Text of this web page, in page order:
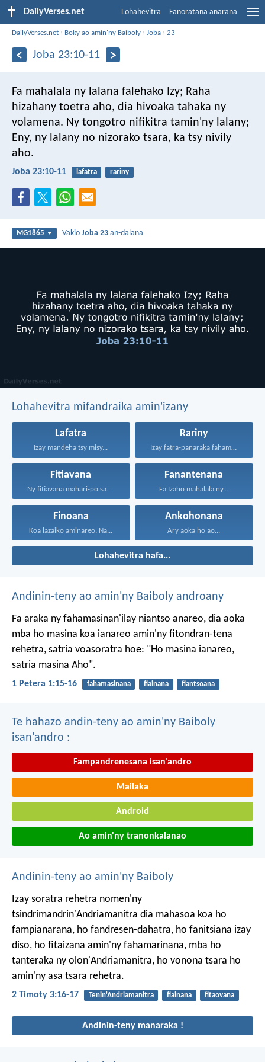
DailyVerses.net Lohahevitra Fanoratana anarana
DailyVerses.net › Boky ao amin'ny Baiboly ›Joba ›23
Joba 23:10-11
Fa mahalala ny lalana falehako Izy; Raha
hizahany toetra aho, dia hivoaka tahaka ny
volamena. Ny tongotro nifikitra tamin'ny lalany;
Eny, ny lalany no nizorako tsara, ka tsy nivily
aho.
Joba 23:10-11 lafatra rariny
MG1865 VakioJoba 23 an-dalana
Lohahevitra mifandraika amin'izany
Lafatra
Izay mandeha tsy misy...
Rariny
Izay fatra-panaraka fahamarinana sy...
Fitiavana
Ny fitiavana mahari-po sady...
Fanantenana
Fa Izaho mahalala ny...
Finoana
Koa lazaiko aminareo: Na...
Ankohonana
Ary aoka ho ao...
Lohahevitra hafa...
Andinin-teny ao amin'ny Baiboly androany
Fa araka ny fahamasinan'ilay niantso anareo, dia aoka
mba ho masina koa ianareo amin'ny fitondran-tena
rehetra, satria voasoratra hoe: "Ho masina ianareo,
satria masina Aho".
1 Petera 1:15-16 fahamasinana fiainana fiantsoana
Te hahazo andin-teny ao amin'ny Baiboly
isan'andro :
Fampandrenesana isan'andro
Mailaka
Android
Ao amin'ny tranonkalanao
Andinin-teny ao amin'ny Baiboly
Izay soratra rehetra nomen'ny
tsindrimandrin'Andriamanitra dia mahasoa koa ho
fampianarana, ho fandresen-dahatra, ho fanitsiana izay
diso, ho fitaizana amin'ny fahamarinana, mba ho
tanteraka ny olon'Andriamanitra, ho vonona tsara ho
amin'ny asa tsara rehetra.
2 Timoty 3:16-17 Tenin'Andriamanitra fiainana fitaovana
Andinin-teny manaraka !